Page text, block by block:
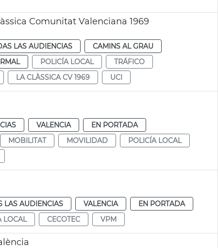
Comunitat Valenciana 1969
LAS AUDIENCIAS
CAMINS AL GRAU
POLICÍA LOCAL
TRÁFICO
LA CLÀSSICA CV 1969 UCI
VALENCIA
EN PORTADA
MOBILITAT MOVILIDAD
POLICÍA LOCAL
LAS AUDIENCIAS VALENCIA
EN PORTADA
LOCAL CECOTEC VPM